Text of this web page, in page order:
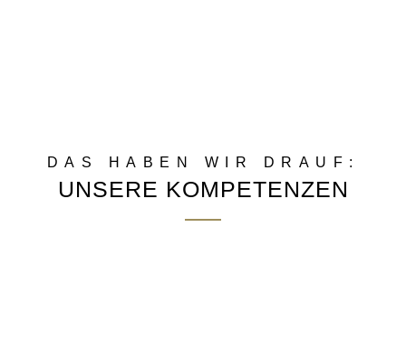
DAS HABEN WIR DRAUF:
UNSERE KOMPETENZEN